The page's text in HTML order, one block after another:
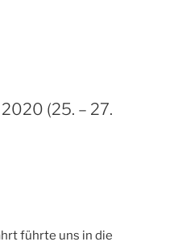
(25. – 27.
führte uns in die